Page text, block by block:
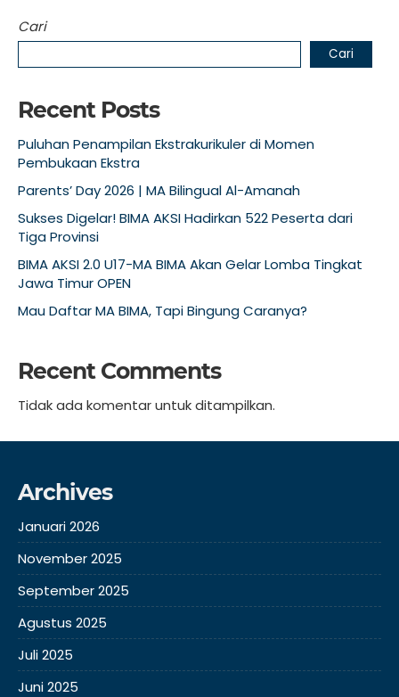
Cari
Cari
Recent Posts
Puluhan Penampilan Ekstrakurikuler di Momen
Pembukaan Ekstra
Parents’ Day 2026 | MA Bilingual Al-Amanah
Sukses Digelar! BIMA AKSI Hadirkan 522 Peserta dari
Tiga Provinsi
BIMA AKSI 2.0 U17-MA BIMA Akan Gelar Lomba Tingkat
Jawa Timur OPEN
Mau Daftar MA BIMA, Tapi Bingung Caranya?
Recent Comments
Tidak ada komentar untuk ditampilkan.
Archives
Januari 2026
November 2025
September 2025
Agustus 2025
Juli 2025
Juni 2025